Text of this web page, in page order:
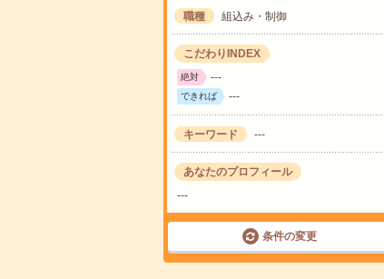
職種 組込み・制御
こだわりINDEX
絶対 ---
できれば ---
キーワード ---
あなたのプロフィール
---
条件の変更